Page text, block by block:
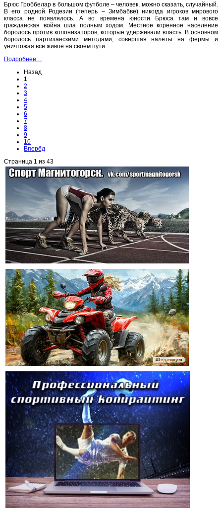
Брюс Гроббелар в большом футболе – человек, можно сказать, случайный.
В его родной Родезии (теперь – Зимбабве) никогда игроков мирового
класса не появлялось. А во времена юности Брюса там и вовсе
гражданская война шла полным ходом. Местное коренное население
боролось против колонизаторов, которые удерживали власть. В основном
боролось партизанскими методами, совершая налеты на фермы и
уничтожая все живое на своем пути.
Подробнее ...
Назад
1
2
3
4
5
6
7
8
9
10
Вперёд
Страница 1 из 43